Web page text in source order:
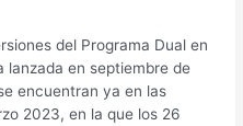
del Programa Dual en
lanzada en septiembre de
encuentran ya en las
2023, en la que los 26